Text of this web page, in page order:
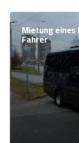
Mietung
Fahrer